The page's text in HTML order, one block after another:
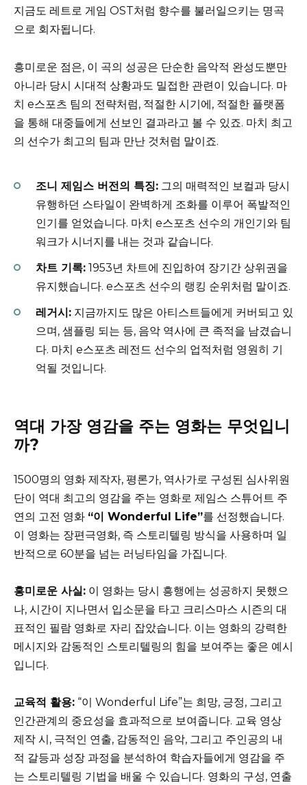
지금도 레트로 게임 OST처럼 향수를 불러일으키는 명곡
으로 회자됩니다.
흥미로운 점은, 이 곡의 성공은 단순한 음악적 완성도뿐만
아니라 당시 시대적 상황과도 밀접한 관련이 있습니다. 마
치 e스포츠 팀의 전략처럼, 적절한 시기에, 적절한 플랫폼
을 통해 대중들에게 선보인 결과라고 볼 수 있죠. 마치 최고
의 선수가 최고의 팀과 만난 것처럼 말이죠.
조니 제임스 버전의 특징: 그의 매력적인 보컬과 당시
유행하던 스타일이 완벽하게 조화를 이루어 폭발적인
인기를 얻었습니다. 마치 e스포츠 선수의 개인기와 팀
워크가 시너지를 내는 것과 같습니다.
차트 기록: 1953년 차트에 진입하여 장기간 상위권을
유지했습니다. e스포츠 선수의 랭킹 순위처럼 말이죠.
레거시: 지금까지도 많은 아티스트들에게 커버되고 있
으며, 샘플링 되는 등, 음악 역사에 큰 족적을 남겼습니
다. 마치 e스포츠 레전드 선수의 업적처럼 영원히 기
억될 것입니다.
역대 가장 영감을 주는 영화는 무엇입니
까?
1500명의 영화 제작자, 평론가, 역사가로 구성된 심사위원
단이 역대 최고의 영감을 주는 영화로 제임스 스튜어트 주
연의 고전 영화 “이 Wonderful Life”를 선정했습니다.
이 영화는 장편극영화, 즉 스토리텔링 방식을 사용하며 일
반적으로 60분을 넘는 러닝타임을 가집니다.
흥미로운 사실: 이 영화는 당시 흥행에는 성공하지 못했으
나, 시간이 지나면서 입소문을 타고 크리스마스 시즌의 대
표적인 필람 영화로 자리 잡았습니다. 이는 영화의 강력한
메시지와 감동적인 스토리텔링의 힘을 보여주는 좋은 예시
입니다.
교육적 활용: “이 Wonderful Life”는 희망, 긍정, 그리고
인간관계의 중요성을 효과적으로 보여줍니다. 교육 영상
제작 시, 극적인 연출, 감동적인 음악, 그리고 주인공의 내
적 갈등과 성장 과정을 분석하여 학습자들에게 영감을 주
는 스토리텔링 기법을 배울 수 있습니다. 영화의 구성, 연출